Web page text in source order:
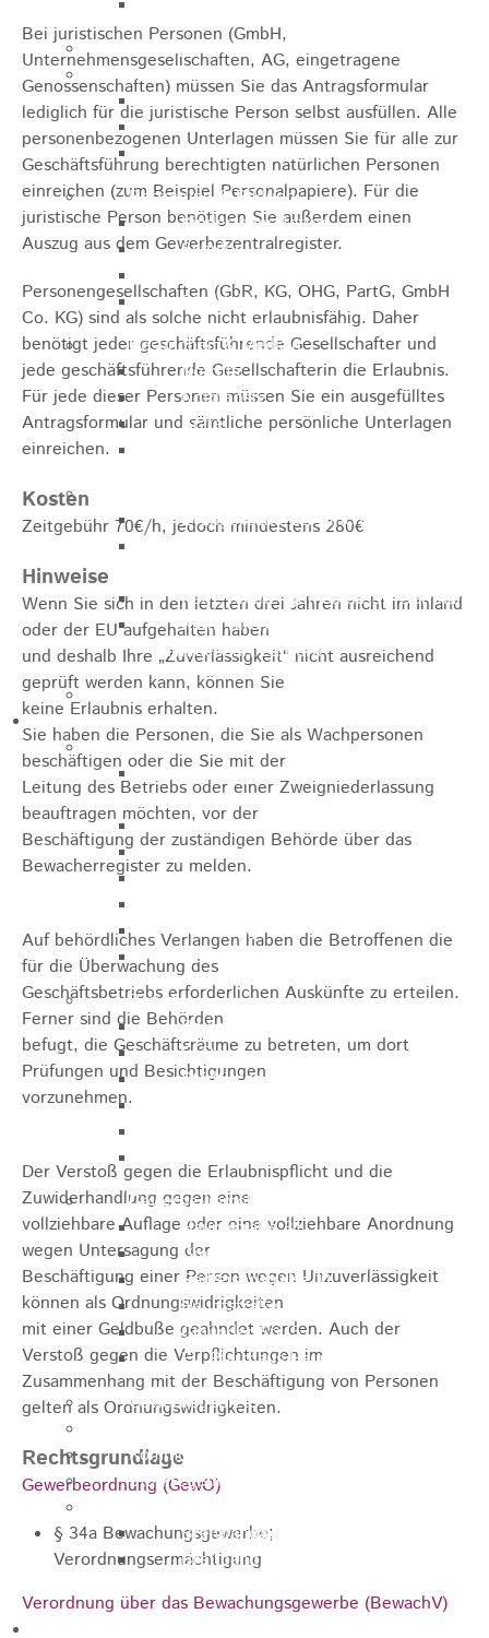
Ferienprogramm
Jugend
Jugendbüro
Stadtjugendring
Betreuung & Bildung
Kindertagesstätten
Schulen
Stadtbibliothek
Gesundheit & Medizin
Notrufe
Notdienste
Ärzte
Evangelische St.-Ulrich-Kirche
Kath. Kirchengemeinde St. Bernhard
Kath. Kirchengemeinde Mariä
Himmelfahrt Lautern
Stadtarchiv
Bauen / Wirtschaft
Allgemein
Energiegenossenschaft Rosenstein
eG
IHK Ostwürttemberg
WiRO Ostwürttemberg
Geoportal Ostwürttemberg
Arbeitsagentur
Gewerbe- und Handelsverein
Bauen
Bauleitplanung
ELR
Städtische Wohnbau-GmbH
Soziale Stadt
Gewerbe-Immobilien-Service
Hauptstraße 31
Gmünder Str. 29
Raiffeisenstraße 10
Hauptstraße 30
Gmünder Str. 5
Ev. Pfarrhaus Hauptstraße 46
Gewerbegebiete
Kommunale Wärmeplanung
Starkregenrisiko und Hochwasser
Breitbandausbau Graue Flecken
Breitband - Eigenwirtschaftlicher
Bei juristischen Personen (GmbH,
Unternehmensgesellschaften, AG, eingetragene
Genossenschaften) müssen Sie das Antragsformular
lediglich für die juristische Person selbst ausfüllen. Alle
personenbezogenen Unterlagen müssen Sie für alle zur
Geschäftsführung berechtigten natürlichen Personen
einreichen (zum Beispiel Personalpapiere). Für die
juristische Person benötigen Sie außerdem einen
Auszug aus dem Gewerbezentralregister.
Personengesellschaften (GbR, KG, OHG, PartG, GmbH
Co. KG) sind als solche nicht erlaubnisfähig. Daher
benötigt jeder geschäftsführende Gesellschafter und
jede geschäftsführende Gesellschafterin die Erlaubnis.
Für jede dieser Personen müssen Sie ein ausgefülltes
Antragsformular und sämtliche persönliche Unterlagen
einreichen.
Kosten
Zeitgebühr 70€/h, jedoch mindestens 280€
Hinweise
Wenn Sie sich in den letzten drei Jahren nicht im Inland
oder der EU aufgehalten haben
und deshalb Ihre „Zuverlässigkeit“ nicht ausreichend
geprüft werden kann, können Sie
keine Erlaubnis erhalten.
Sie haben die Personen, die Sie als Wachpersonen
beschäftigen oder die Sie mit der
Leitung des Betriebs oder einer Zweigniederlassung
beauftragen möchten, vor der
Beschäftigung der zuständigen Behörde über das
Bewacherregister zu melden.
Auf behördliches Verlangen haben die Betroffenen die
für die Überwachung des
Geschäftsbetriebs erforderlichen Auskünfte zu erteilen.
Ferner sind die Behörden
befugt, die Geschäftsräume zu betreten, um dort
Prüfungen und Besichtigungen
vorzunehmen.
Der Verstoß gegen die Erlaubnispflicht und die
Zuwiderhandlung gegen eine
vollziehbare Auflage oder eine vollziehbare Anordnung
wegen Untersagung der
Beschäftigung einer Person wegen Unzuverlässigkeit
können als Ordnungswidrigkeiten
mit einer Geldbuße geahndet werden. Auch der
Verstoß gegen die Verpflichtungen im
Zusammenhang mit der Beschäftigung von Personen
gelten als Ordnungswidrigkeiten.
Rechtsgrundlage
Gewerbeordnung (GewO)
§ 34a Bewachungsgewerbe;
Verordnungsermächtigung
Verordnung über das Bewachungsgewerbe (BewachV)